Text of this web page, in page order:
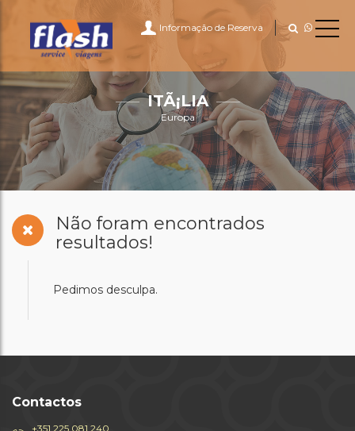
Informação de Reserva
ITÃ¡LIA
Europa
Não foram encontrados
resultados!
Pedimos desculpa.
Contactos
+351 225 081 240